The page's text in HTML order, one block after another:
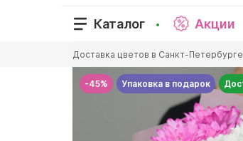
Каталог Акции
здесь
Доставка цветов в Санкт-Петербурге
-45% Упаковка в подарок